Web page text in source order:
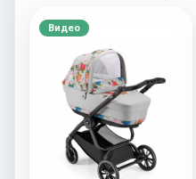
Видео